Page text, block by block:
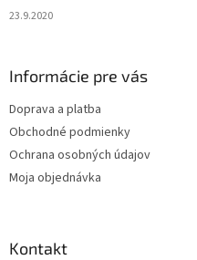
23.9.2020
Informácie pre vás
Doprava a platba
Obchodné podmienky
Ochrana osobných údajov
Moja objednávka
Kontakt